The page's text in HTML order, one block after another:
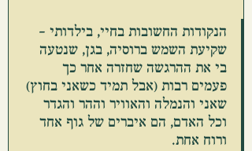
הנקודות החשובות בחיי, בילדותי -
שקיעת השמש ברוסיה, בגן, שנטעה
בי את ההרגשה שחזרה אחר כך
פעמים רבות (אבל תמיד כשאני בחוץ)
שאני והנמלה והאוויר וההר והגדר
וכל האדם, הם איברים של גוף אחד
ורוח אחת.